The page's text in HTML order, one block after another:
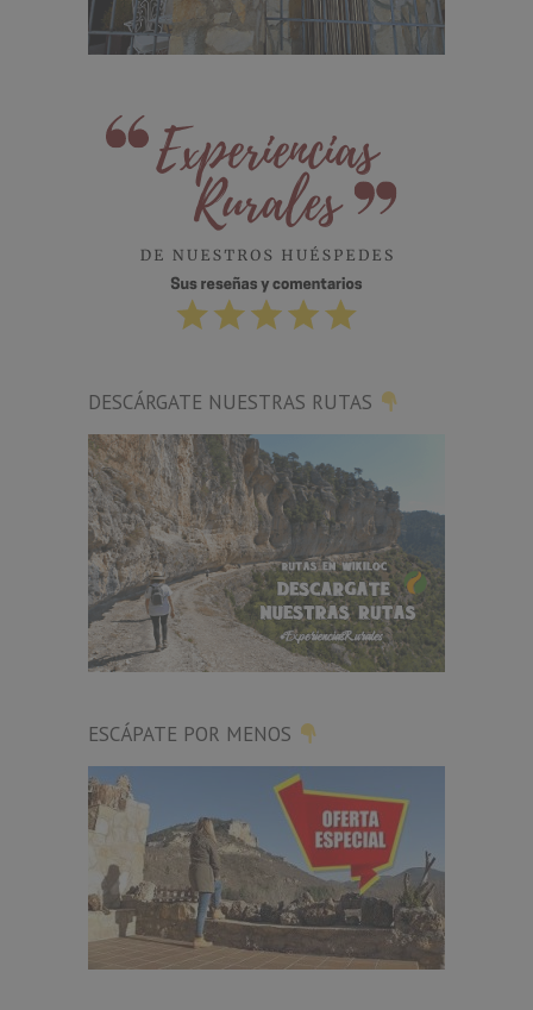
DESCÁRGATE NUESTRAS RUTAS
ESCÁPATE POR MENOS